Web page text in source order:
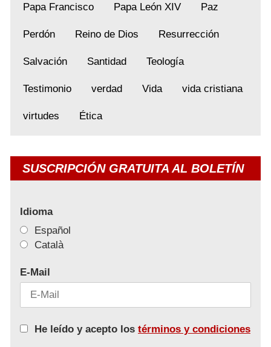
Papa Francisco Papa León XIV Paz
Perdón Reino de Dios Resurrección
Salvación Santidad Teología
Testimonio verdad Vida vida cristiana
virtudes Ética
SUSCRIPCIÓN GRATUITA AL BOLETÍN
Idioma
Español
Català
E-Mail
He leído y acepto los términos y condiciones